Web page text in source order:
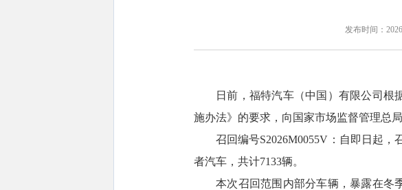
发布时间：
日前，福特汽车（中国）有限公司
施办法》的要求，向国家市场监督管理总
召回编号S2026M0055V：自即日起，
者汽车，共计7133辆。
本次召回范围内部分车辆，暴露在冬